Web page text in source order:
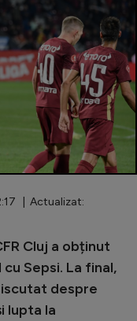
| Actualizat:
Cluj a obținut
Sepsi. La final,
despre
lupta la